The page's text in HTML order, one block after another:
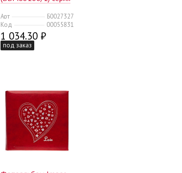
Арт
Б0027327
Код
00055831
1 034.30 ₽
под заказ